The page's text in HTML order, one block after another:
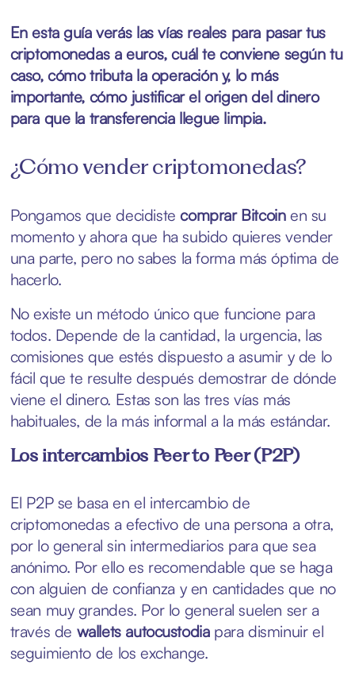
En esta guía verás las vías reales para pasar tus
criptomonedas a euros, cuál te conviene según tu
caso, cómo tributa la operación y, lo más
importante, cómo justificar el origen del dinero
para que la transferencia llegue limpia.
¿Cómo vender criptomonedas?
Pongamos que decidistecomprar Bitcoinen su
momento y ahora que ha subido quieres vender
una parte, pero no sabes la forma más óptima de
hacerlo.
No existe un método único que funcione para
todos. Depende de la cantidad, la urgencia, las
comisiones que estés dispuesto a asumir y de lo
fácil que te resulte después demostrar de dónde
viene el dinero. Estas son las tres vías más
habituales, de la más informal a la más estándar.
Los intercambios Peer to Peer (P2P)
El P2P se basa en el intercambio de
criptomonedas a efectivo de una persona a otra,
por lo general sin intermediarios para que sea
anónimo. Por ello es recomendable que se haga
con alguien de confianza y en cantidades que no
sean muy grandes. Por lo general suelen ser a
través de wallets autocustodiapara disminuir el
seguimiento de los exchange.